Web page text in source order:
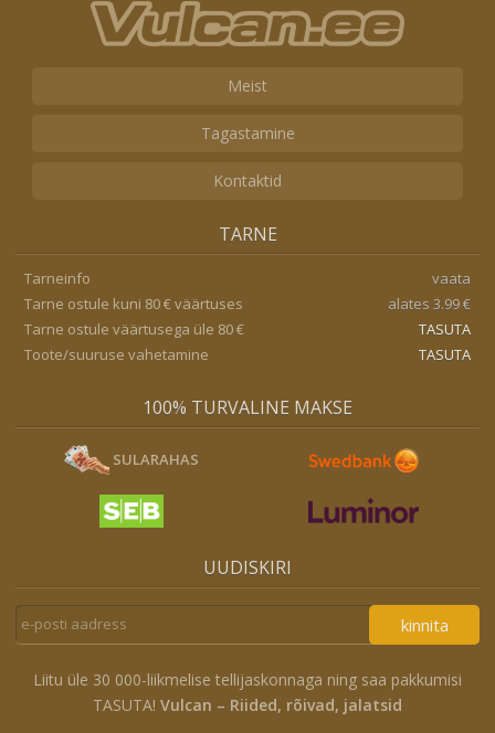
Meist
Tagastamine
Kontaktid
TARNE
Tarneinfo
vaata
Tarne ostule kuni 80 € väärtuses
alates 3.99 €
Tarne ostule väärtusega üle 80 €
TASUTA
Toote/suuruse vahetamine
TASUTA
100% TURVALINE MAKSE
SULARAHAS
UUDISKIRI
kinnita
Liitu üle 30 000-liikmelise tellijaskonnaga ning saa pakkumisi
TASUTA! Vulcan – Riided, rõivad, jalatsid